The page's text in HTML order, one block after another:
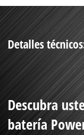
Detalles
Descubra
batería